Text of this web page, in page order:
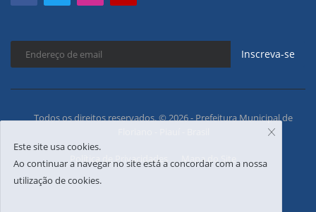
Inscreva-se
Todos os direitos reservados. © 2026 - Prefeitura Municipal de
Política de Privacidades Mapa do Site
Este site usa cookies.
Ao continuar a navegar no site está a concordar com a nossa
utilização de cookies.